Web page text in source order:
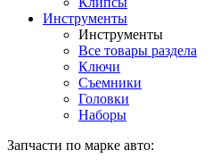
Инструменты
Инструменты
Все товары раздела
Ключи
Съемники
Головки
Наборы
Запчасти по марке авто: